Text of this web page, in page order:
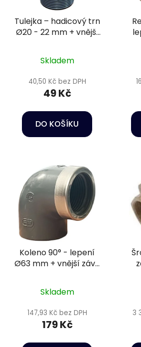
Tulejka – hadicový trn
Ø20 - 22 mm + vnější
Skladem
40,50 Kč bez DPH
49 Kč
DO KOŠÍKU
Koleno 90° - lepení
Ø63 mm + vnější závit
Skladem
147,93 Kč bez DPH
179 Kč
3